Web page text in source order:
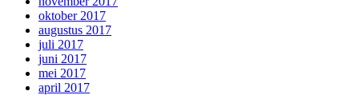
oktober 2017
augustus 2017
juli 2017
juni 2017
mei 2017
april 2017